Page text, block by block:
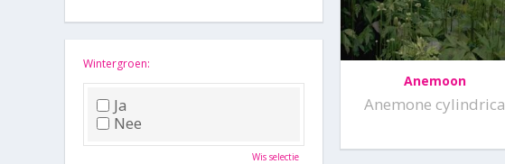
Anemoon
Anemone cylindrica
Roze
Zwart
Wintergroen:
Ja
Nee
Wis selectie